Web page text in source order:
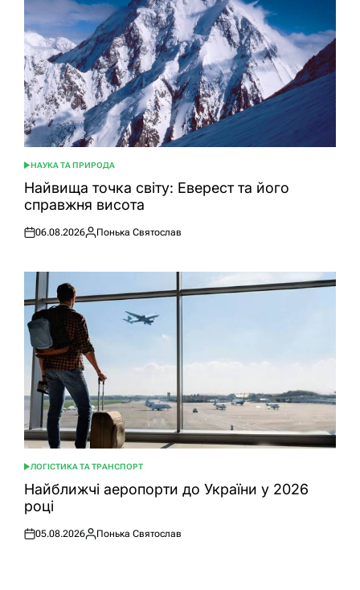
ОПУБЛІКУВАТИ
У
НАУКА ТА ПРИРОДА
Найвища точка світу: Еверест та його
справжня висота
Оприлюднено
06.08.2026
Опубліковано
Понька Святослав
ОПУБЛІКУВАТИ
У
ЛОГІСТИКА ТА ТРАНСПОРТ
Найближчі аеропорти до України у 2026
році
Оприлюднено
05.08.2026
Опубліковано
Понька Святослав